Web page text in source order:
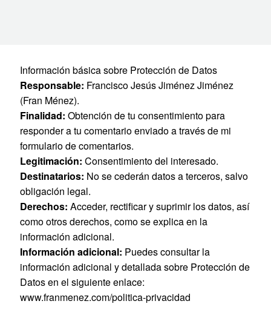
Información básica sobre Protección de Datos
Responsable: Francisco Jesús Jiménez Jiménez
(Fran Ménez).
Finalidad: Obtención de tu consentimiento para
responder a tu comentario enviado a través de mi
formulario de comentarios.
Legitimación: Consentimiento del interesado.
Destinatarios: No se cederán datos a terceros, salvo
obligación legal.
Derechos: Acceder, rectificar y suprimir los datos, así
como otros derechos, como se explica en la
información adicional.
Información adicional: Puedes consultar la
información adicional y detallada sobre Protección de
Datos en el siguiente enlace:
www.franmenez.com/politica-privacidad